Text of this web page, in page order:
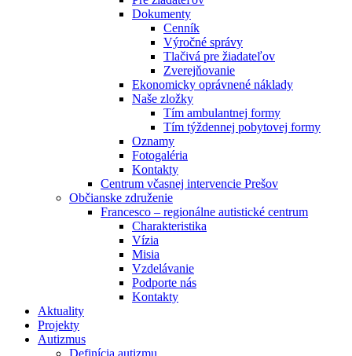
Dokumenty
Cenník
Výročné správy
Tlačivá pre žiadateľov
Zverejňovanie
Ekonomicky oprávnené náklady
Naše zložky
Tím ambulantnej formy
Tím týždennej pobytovej formy
Oznamy
Fotogaléria
Kontakty
Centrum včasnej intervencie Prešov
Občianske združenie
Francesco – regionálne autistické centrum
Charakteristika
Vízia
Misia
Vzdelávanie
Podporte nás
Kontakty
Aktuality
Projekty
Autizmus
Definícia autizmu